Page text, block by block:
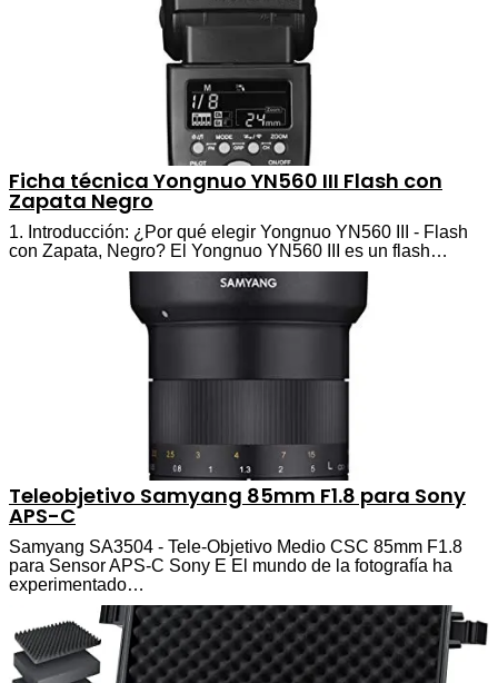
Ficha técnica Yongnuo YN560 III Flash con
Zapata Negro
1. Introducción: ¿Por qué elegir Yongnuo YN560 III - Flash
con Zapata, Negro? El Yongnuo YN560 III es un flash…
Teleobjetivo Samyang 85mm F1.8 para Sony
APS-C
Samyang SA3504 - Tele-Objetivo Medio CSC 85mm F1.8
para Sensor APS-C Sony E El mundo de la fotografía ha
experimentado…